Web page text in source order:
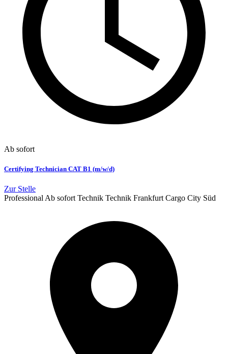
Ab sofort
Certifying Technician CAT B1 (m/w/d)
Zur Stelle
Professional Ab sofort Technik Technik Frankfurt Cargo City Süd